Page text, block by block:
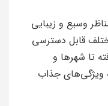
وسیع و زیبایی
قابل دسترسی
تا شهرها و
ویژگی‌های جذاب